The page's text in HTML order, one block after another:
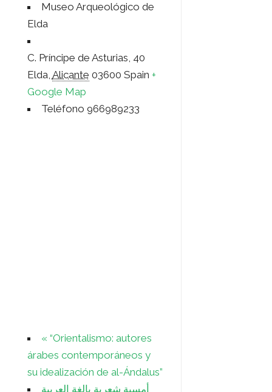
Museo Arqueológico de
Elda
C. Príncipe de Asturias, 40
Elda, Alicante 03600 Spain +
Google Map
Teléfono 966989233
« “Orientalismo: autores
árabes contemporáneos y
su idealización de al-Ándalus”
أمسية شعرية بالغة العربية